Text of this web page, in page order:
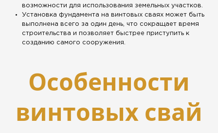
возможности для использования земельных участков.
Установка фундамента на винтовых сваях может быть
выполнена всего за один день, что сокращает время
строительства и позволяет быстрее приступить к
созданию самого сооружения.
Особенности
винтовых свай